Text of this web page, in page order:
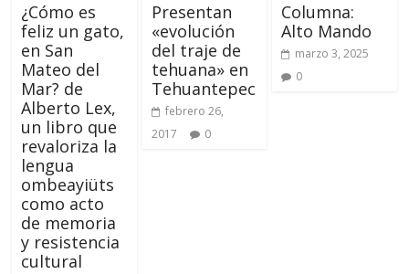
¿Cómo es
feliz un gato,
en San
Mateo del
Mar? de
Alberto Lex,
un libro que
revaloriza la
lengua
ombeayiüts
como acto
de memoria
y resistencia
cultural
Presentan
«evolución
del traje de
tehuana» en
Tehuantepec
febrero 26,
2017
0
Columna:
Alto Mando
marzo 3, 2025
0